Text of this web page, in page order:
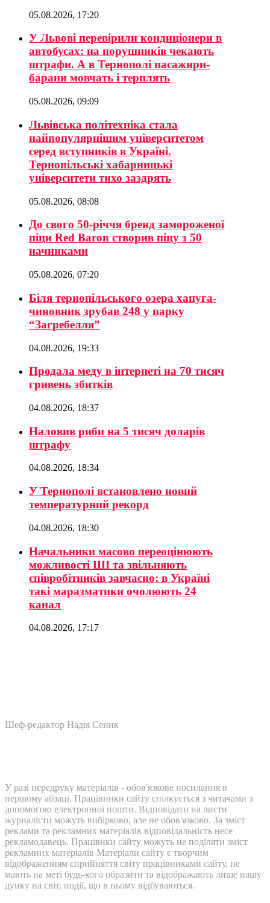
05.08.2026, 17:20
У Львові перевірили кондиціонери в
автобусах: на порушників чекають
штрафи. А в Тернополі пасажири-
барани мовчать і терплять
05.08.2026, 09:09
Львівська політехніка стала
найпопулярнішим університетом
серед вступників в Україні.
Тернопільські хабарницькі
університети тихо заздрять
05.08.2026, 08:08
До свого 50-річчя бренд замороженої
піци Red Baron створив піцу з 50
начинками
05.08.2026, 07:20
Біля тернопільського озера хапуга-
чиновник зрубав 248 у парку
“Загребелля”
04.08.2026, 19:33
Продала меду в інтернеті на 70 тисяч
гривень збитків
04.08.2026, 18:37
Наловив риби на 5 тисяч доларів
штрафу
04.08.2026, 18:34
У Тернополі встановлено новий
температурний рекорд
04.08.2026, 18:30
Начальники масово переоцінюють
можливості ШІ та звільняють
співробітників завчасно: в Україні
такі маразматики очолюють 24
канал
04.08.2026, 17:17
Шеф-редактор Надія Сеник
У разі передруку матеріалів - обов'язкове посилання в
першому абзаці. Працівники сайту спілкується з читачами з
допомогою електронної пошти. Відповідати на листи
журналісти можуть вибірково, але не обов'язково. За зміст
реклами та рекламних матеріалів відповідальність несе
рекламодавець. Працівнки сайту можуть не поділяти зміст
рекламних матеріалів Матеріали сайту є творчим
відображенням сприйняття світу працівниками сайту, не
мають на меті будь-кого образити та відображають лише нашу
дуику на світ, події, що в ньому відбуваються.